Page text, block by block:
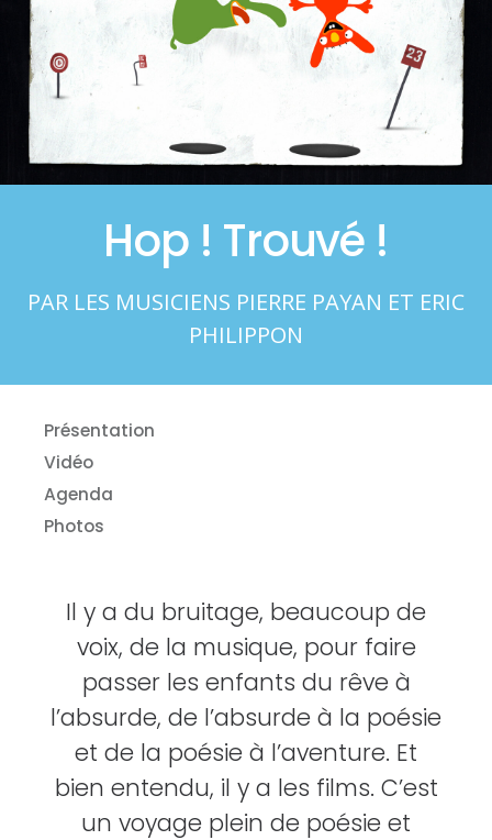
Hop ! Trouvé !
PAR LES MUSICIENS PIERRE PAYAN ET ERIC
PHILIPPON
Présentation
Vidéo
Agenda
Photos
Il y a du bruitage, beaucoup de
voix, de la musique, pour faire
passer les enfants du rêve à
l’absurde, de l’absurde à la poésie
et de la poésie à l’aventure. Et
bien entendu, il y a les films. C’est
un voyage plein de poésie et